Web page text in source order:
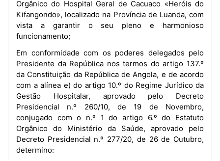
Orgânico do Hospital Geral de Cacuaco «Heróis do
Kifangondo», localizado na Província de Luanda, com
vista a garantir o seu pleno e harmonioso
funcionamento;
Em conformidade com os poderes delegados pelo
Presidente da República nos termos do artigo 137.º
da Constituição da República de Angola, e de acordo
com a alínea e) do artigo 10.º do Regime Jurídico da
Gestão Hospitalar, aprovado pelo Decreto
Presidencial n.º 260/10, de 19 de Novembro,
conjugado com o n.º 1 do artigo 6.º do Estatuto
Orgânico do Ministério da Saúde, aprovado pelo
Decreto Presidencial n.º 277/20, de 26 de Outubro,
determino: